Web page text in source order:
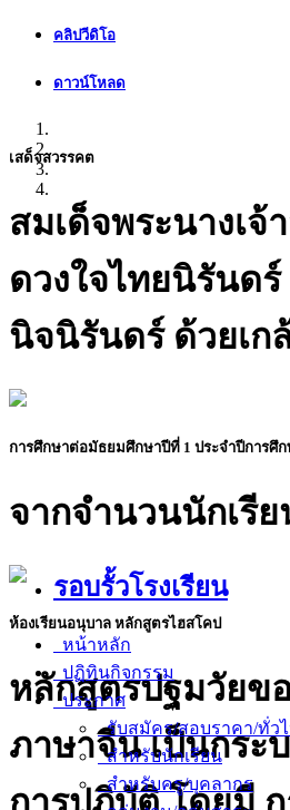
คลิปวีดิโอ
ดาวน์โหลด
เสด็จสวรรคต
สมเด็จพระนางเ
ดวงใจไทยนิรันด
นิจนิรันดร์ ด้วยเก
การศึกษาต่อมัธยมศึกษาปีที่ 1 ประจำปีการศึก
จากจำนวนนักเรีย
ห้องเรียนอนุบาล หลักสูตรไฮสโคป
หลักสูตรปฐมวัยขอ
ภาษาจีน เป็นกระ
รอบรั้วโรงเรียน
หน้าหลัก
ปฏิทินกิจกรรม
ประกาศ
รับสมัคร/สอบราคา/ทั่ว
สำหรับนักเรียน
สำหรับครู/บุคลากร